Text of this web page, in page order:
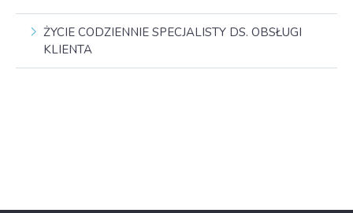
ŻYCIE CODZIENNIE SPECJALISTY DS. OBSŁUGI
KLIENTA